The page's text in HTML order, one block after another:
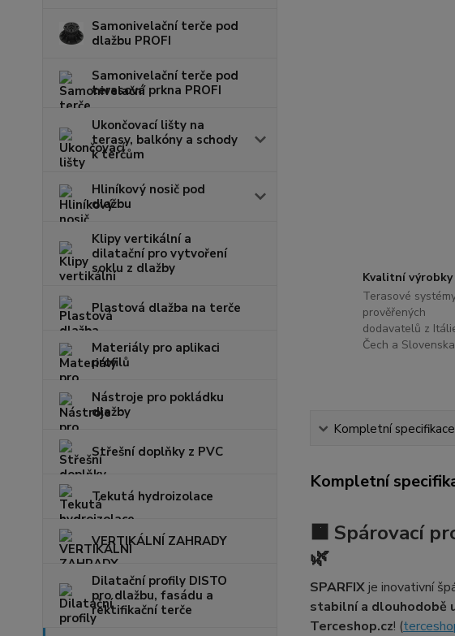
Samonivelační terče pod
dlažbu PROFI
Samonivelační terče pod
terasová prkna PROFI
Ukončovací lišty na
terasy, balkóny a schody
k terčům
Hliníkový nosič pod
dlažbu
Klipy vertikální a
dilatační pro vytvoření
soklu z dlažby
Plastová dlažba na terče
Materiály pro aplikaci
profilů
Nástroje pro pokládku
dlažby
Střešní doplňky z PVC
Tekutá hydroizolace
VERTIKÁLNÍ ZAHRADY
Dilatační profily DISTO
pro dlažbu, fasádu a
rektifikační terče
Kvalitní výrobky
Terasové
prověřených
dodavatelů z
Čech a Slovenska
Kompletní specifikace
Kompletní
🟧 Spárovací
🌿
SPARFIXje inovativní
stabilní a dlouhodobě
Terceshop.cz! (